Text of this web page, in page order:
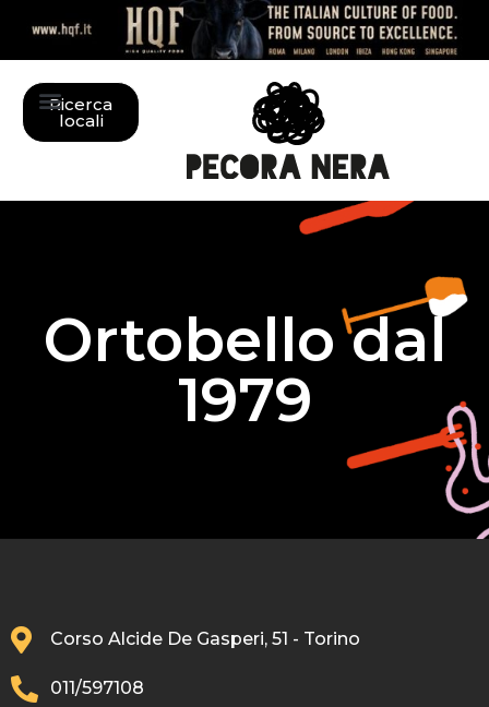
Ricerca
locali
Ortobello dal
1979
Corso Alcide De Gasperi, 51 - Torino
011/597108